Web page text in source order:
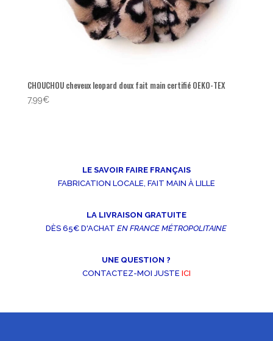
CHOUCHOU cheveux leopard doux fait main certifié OEKO-TEX
7,99€
LE SAVOIR FAIRE FRANÇAIS
FABRICATION LOCALE, FAIT MAIN À LILLE
LA LIVRAISON GRATUITE
DÈS 65€ D'ACHATEN FRANCE MÉTROPOLITAINE
UNE QUESTION ?
CONTACTEZ-MOI JUSTE ICI